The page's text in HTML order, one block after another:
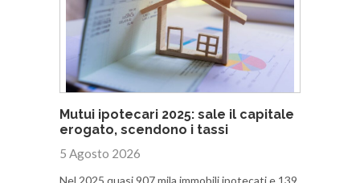
Mutui ipotecari 2025: sale il capitale
erogato, scendono i tassi
5 Agosto 2026
Nel 2025 quasi 907 mila immobili ipotecati e 139